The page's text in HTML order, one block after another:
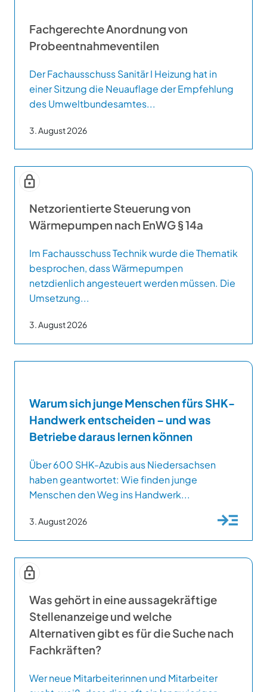
Fachgerechte Anordnung von
Probeentnahmeventilen
Der Fachausschuss Sanitär I Heizung hat in
einer Sitzung die Neuauflage der Empfehlung
des Umweltbundesamtes...
3. August 2026
Netzorientierte Steuerung von
Wärmepumpen nach EnWG § 14a
Im Fachausschuss Technik wurde die Thematik
besprochen, dass Wärmepumpen
netzdienlich angesteuert werden müssen. Die
Umsetzung...
3. August 2026
Warum sich junge Menschen fürs SHK-
Handwerk entscheiden – und was
Betriebe daraus lernen können
Über 600 SHK-Azubis aus Niedersachsen
haben geantwortet: Wie finden junge
Menschen den Weg ins Handwerk...
3. August 2026
Was gehört in eine aussagekräftige
Stellenanzeige und welche
Alternativen gibt es für die Suche nach
Fachkräften?
Wer neue Mitarbeiterinnen und Mitarbeiter